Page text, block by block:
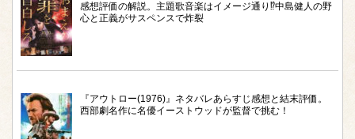
感想評価の解説。主題歌音楽はイメージ通り⁉︎中島健人の野
心と正義がサスペンスで炸裂
『アウトロー(1976)』ネタバレあらすじ感想と結末評価。
西部劇名作に名優イーストウッドが監督で挑む！